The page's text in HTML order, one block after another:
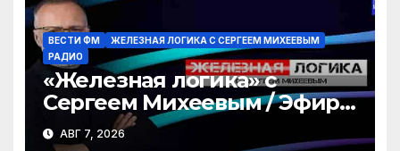
ВЕСТИ ФМ
ЖЕЛЕЗНАЯ ЛОГИКА С СЕРГЕЕМ МИХЕЕВЫМ
РАДИО
«Железная логика» с
Сергеем Михеевым / Эфир
07.08.2026
АВГ 7, 2026